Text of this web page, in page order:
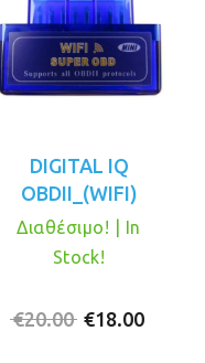
DIGITAL IQ
OBDII_(WIFI)
€20.00 Original
€18.00
Διαθέσιμο! | In
Stock!